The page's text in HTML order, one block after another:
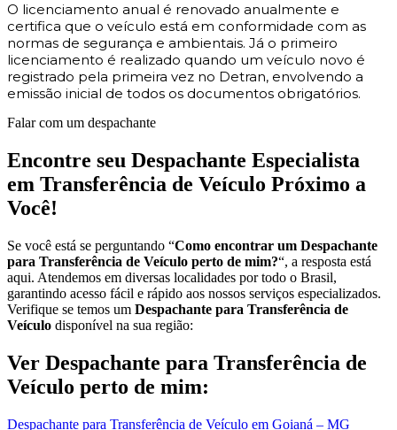
O licenciamento anual é renovado anualmente e
certifica que o veículo está em conformidade com as
normas de segurança e ambientais. Já o primeiro
licenciamento é realizado quando um veículo novo é
registrado pela primeira vez no Detran, envolvendo a
emissão inicial de todos os documentos obrigatórios.
Falar com um despachante
Encontre seu Despachante Especialista
em Transferência de Veículo Próximo a
Você!
Se você está se perguntando “Como encontrar um Despachante
para Transferência de Veículo perto de mim?“, a resposta está
aqui. Atendemos em diversas localidades por todo o Brasil,
garantindo acesso fácil e rápido aos nossos serviços especializados.
Verifique se temos um Despachante para Transferência de
Veículo disponível na sua região:
Ver Despachante para Transferência de
Veículo perto de mim:
Despachante para Transferência de Veículo em Goianá – MG